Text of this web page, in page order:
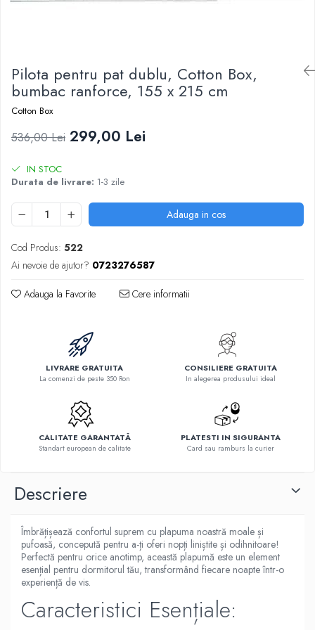
Pilota pentru pat dublu, Cotton Box,
bumbac ranforce, 155 x 215 cm
Cotton Box
536,00 Lei 299,00 Lei
IN STOC
Durata de livrare: 1-3 zile
Adauga in cos
Cod Produs: 522
Ai nevoie de ajutor? 0723276587
Adauga la Favorite Cere informatii
LIVRARE GRATUITA
La comenzi de peste 350 Ron
CONSILIERE GRATUITA
In alegerea produsului ideal
CALITATE GARANTATĂ
Standart european de calitate
PLATESTI IN SIGURANTA
Card sau ramburs la curier
Descriere
Îmbrățișează confortul suprem cu plapuma noastră moale și
pufoasă, concepută pentru a-ți oferi nopți liniștite și odihnitoare!
Perfectă pentru orice anotimp, această plapumă este un element
esențial pentru dormitorul tău, transformând fiecare noapte într-o
experiență de vis.
Caracteristici Esențiale: